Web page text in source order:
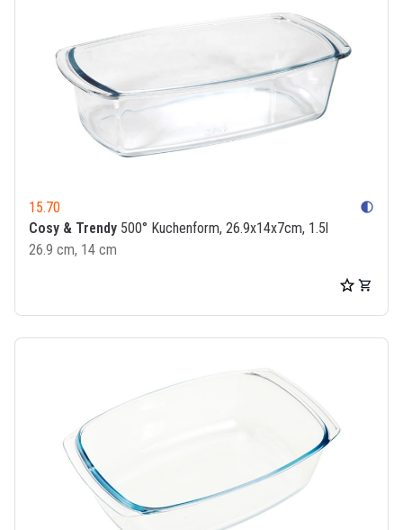
15.70 contrast
Cosy & Trendy 500° Kuchenform, 26.9x14x7cm, 1.5l
26.9 cm, 14 cm